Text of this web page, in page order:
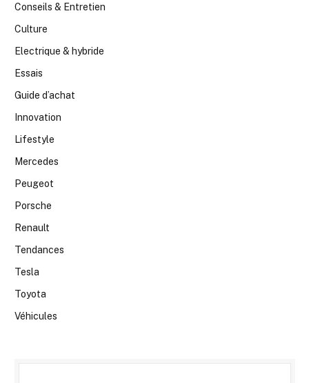
Conseils & Entretien
Culture
Electrique & hybride
Essais
Guide d’achat
Innovation
Lifestyle
Mercedes
Peugeot
Porsche
Renault
Tendances
Tesla
Toyota
Véhicules